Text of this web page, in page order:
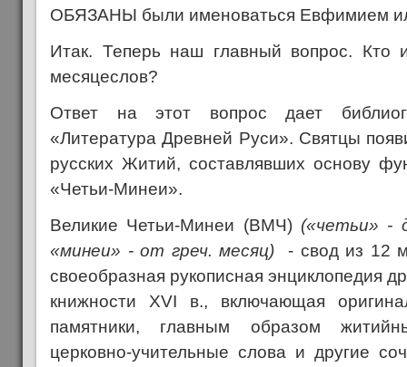
ОБЯЗАНЫ были именоваться Евфимием
Итак. Теперь наш главный вопрос. Кто
месяцеслов?
Ответ на этот вопрос дает
«Литература Древней Руси». Святцы
русских Житий, составлявших основу
«Четьи-Минеи».
Великие Четьи-Минеи (ВМЧ) («четьи» -
«минеи» - от греч. месяц)
- свод из 12
своеобразная рукописная энциклопедия
книжности XVI в., включающая
памятники, главным образом
церковно-учительные слова и другие